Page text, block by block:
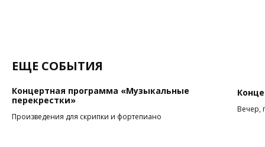
ЕЩЕ СОБЫТИЯ
Концертная программа «Музыкальные
перекрестки»
Произведения для скрипки и фортепиано
Вечер,